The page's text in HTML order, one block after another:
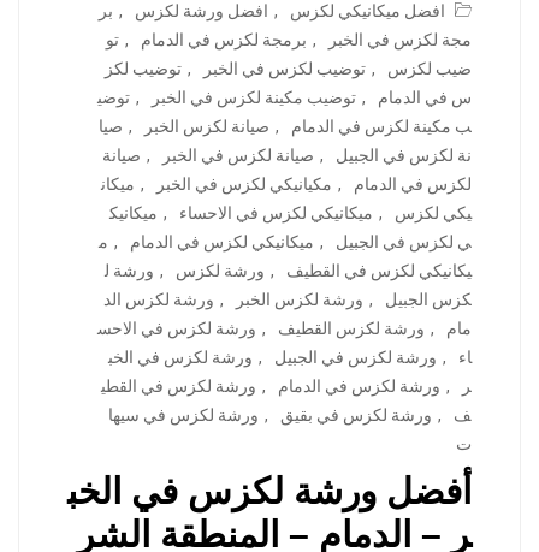
افضل ميكانيكي لكزس
, افضل ورشة لكزس , بر
مجة لكزس في الخبر
, برمجة لكزس في الدمام , تو
ضيب لكزس
, توضيب لكزس في الخبر , توضيب لكز
س في الدمام
, توضيب مكينة لكزس في الخبر , توضي
ب مكينة لكزس في الدمام
, صيانة لكزس الخبر , صيا
نة لكزس في الجبيل
, صيانة لكزس في الخبر , صيانة
لكزس في الدمام
, مكيانيكي لكزس في الخبر , ميكان
يكي لكزس
, ميكانيكي لكزس في الاحساء , ميكانيك
ي لكزس في الجبيل
, ميكانيكي لكزس في الدمام , م
يكانيكي لكزس في القطيف
, ورشة لكزس , ورشة ل
كزس الجبيل
, ورشة لكزس الخبر , ورشة لكزس الد
مام
, ورشة لكزس القطيف , ورشة لكزس في الاحس
اء
, ورشة لكزس في الجبيل , ورشة لكزس في الخب
ر
, ورشة لكزس في الدمام , ورشة لكزس في القطي
ف
, ورشة لكزس في بقيق , ورشة لكزس في سيها
ت
أفضل ورشة لكزس في الخب
ر – الدمام – المنطقة الشر